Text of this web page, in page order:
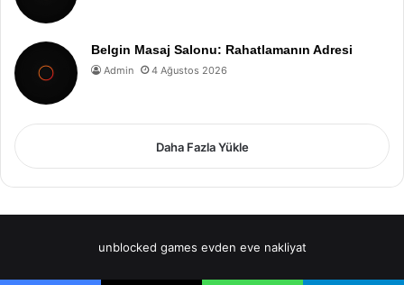
Belgin Masaj Salonu: Rahatlamanın Adresi
Admin 4 Ağustos 2026
Daha Fazla Yükle
unblocked games evden eve nakliyat